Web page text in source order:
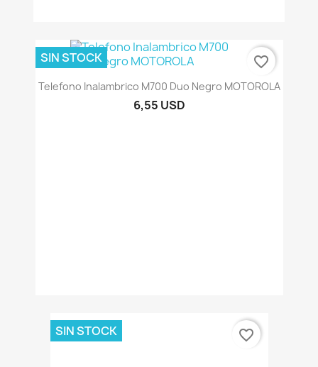
Telefono Inalambrico M700 Duo Negro MOTOROLA
6,55 USD
SIN STOCK favorite_border
SIN STOCK favorite_border